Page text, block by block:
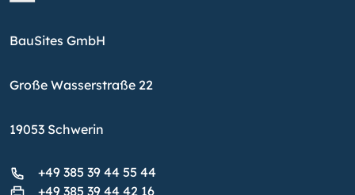
BauSites GmbH
Große Wasserstraße 22
19053 Schwerin
+49 385 39 44 55 44
+49 385 39 44 42 16